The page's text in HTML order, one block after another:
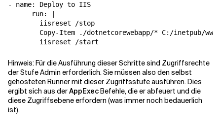
- name:
Deploy to IIS
run:
iisreset /stop
Copy-Item ./dotnetcorewebapp/* C:/inetpub/
iisreset /start
Hinweis: Für die Ausführung dieser Schritte sind Zugriffsrechte
der Stufe Admin erforderlich. Sie müssen also den selbst
gehosteten Runner mit dieser Zugriffsstufe ausführen. Dies
ergibt sich aus derAppExecBefehle, die er abfeuert und die
diese Zugriffsebene erfordern (was immer noch bedauerlich
ist).